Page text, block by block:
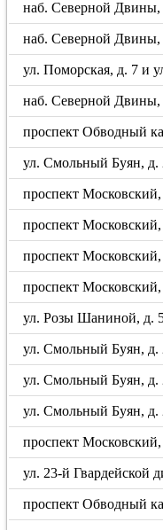
наб. Северной Двины,
наб. Северной Двины,
ул. Поморская, д. 7 и
наб. Северной Двины,
проспект Обводный
ул. Смольный Буян, д.
проспект Московский,
проспект Московский,
проспект Московский,
проспект Московский,
ул. Розы Шаниной, д.
ул. Смольный Буян, д.
ул. Смольный Буян, д.
ул. Смольный Буян, д.
проспект
ул. 23-й Гвардейской
проспект Обводный